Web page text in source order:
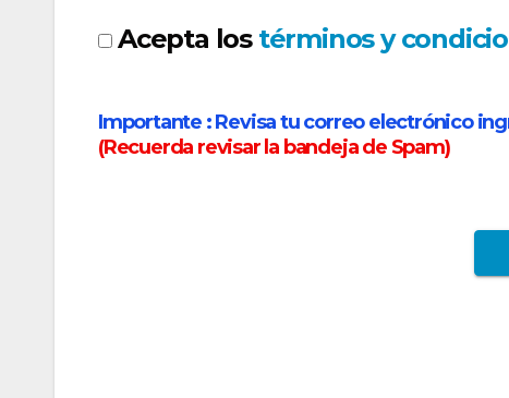
Acepta los términos y
Importante :Revisa tu correo electrónico
(Recuerda revisar la bandeja de Spam)